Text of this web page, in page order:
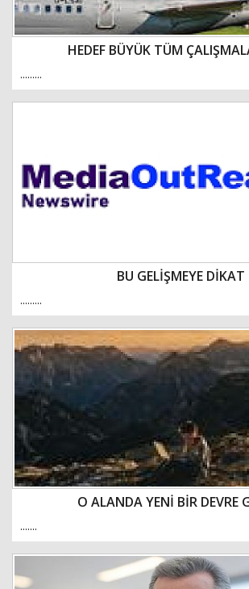
HEDEF BÜYÜK TÜM
.........
BU GELİŞMEYE DİKAT
.........
O ALANDA YENİ BİR DEVRE
.......